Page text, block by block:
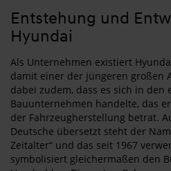
Entstehung und
Hyundai
Als Unternehmen existiert
damit einer der jüngeren großen
dabei zudem, dass es sich in den
Bauunternehmen handelte, das
der Fahrzeugherstellung betrat.
Deutsche übersetzt steht der
Zeitalter“ und das seit 1967
symbolisiert gleichermaßen den